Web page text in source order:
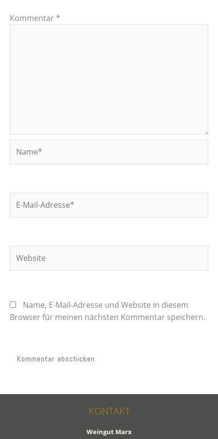
Kommentar *
Mail-
Name, E-Mail-Adresse und Website in diesem
Browser für meinen nächsten Kommentar speichern.
KONTAKT
Weingut Marx